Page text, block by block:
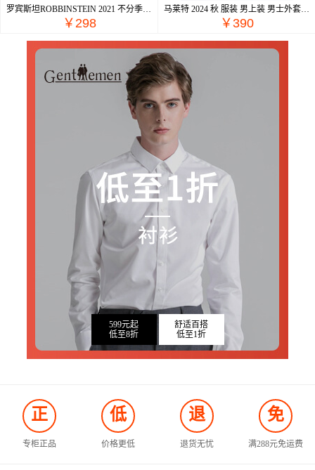
罗宾斯坦ROBBINSTEIN 2021 不分季节 男装 上装 夹克 5020S2288-30
￥298
马莱特 2024 秋 服装 男上装 男士外套 J6838
￥390
599元起
低至8折
舒适百搭
低至1折
正
专柜正品
低
价格更低
退
退货无忧
免
满288元免运费